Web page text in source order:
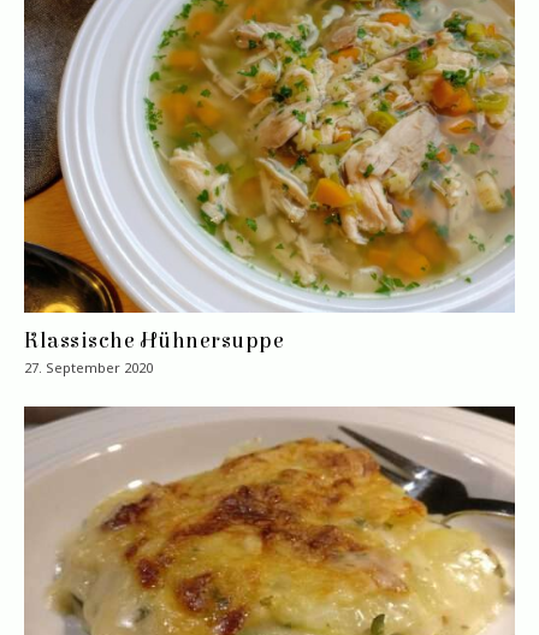
Klassische Hühnersuppe
27. September 2020